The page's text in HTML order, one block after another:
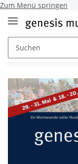
Zum Menü springen